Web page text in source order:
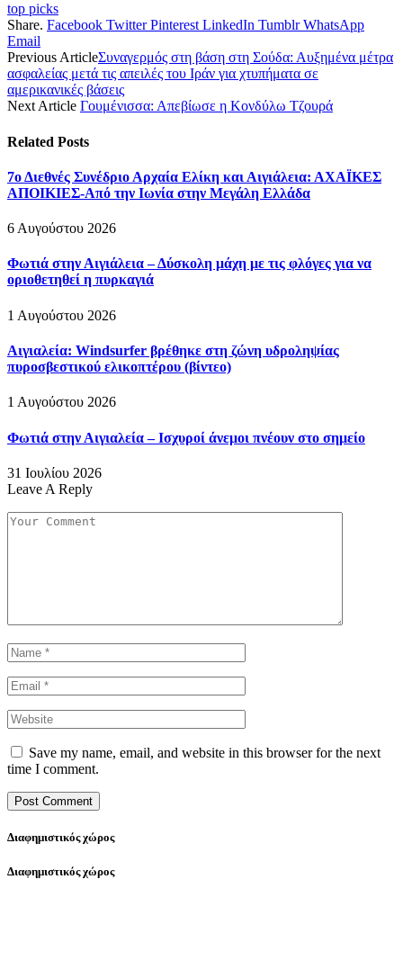
top picks
Share. Facebook Twitter Pinterest LinkedIn Tumblr WhatsApp
Email
Previous ArticleΣυναγερμός στη βάση στη Σούδα: Αυξημένα μέτρα
ασφαλείας μετά τις απειλές του Ιράν για χτυπήματα σε
αμερικανικές βάσεις
Next Article Γουμένισσα: Απεβίωσε η Κονδύλω Τζουρά
Related Posts
7ο Διεθνές Συνέδριο Αρχαία Ελίκη και Αιγιάλεια: ΑΧΑΪΚΕΣ
ΑΠΟΙΚΙΕΣ-Από την Ιωνία στην Μεγάλη Ελλάδα
6 Αυγούστου 2026
Φωτιά στην Αιγιάλεια – Δύσκολη μάχη με τις φλόγες για να
οριοθετηθεί η πυρκαγιά
1 Αυγούστου 2026
Αιγιαλεία: Windsurfer βρέθηκε στη ζώνη υδροληψίας
πυροσβεστικού ελικοπτέρου (βίντεο)
1 Αυγούστου 2026
Φωτιά στην Αιγιαλεία – Ισχυροί άνεμοι πνέουν στο σημείο
31 Ιουλίου 2026
Leave A Reply
Save my name, email, and website in this browser for the next
time I comment.
Διαφημιστικός χώρος
Διαφημιστικός χώρος